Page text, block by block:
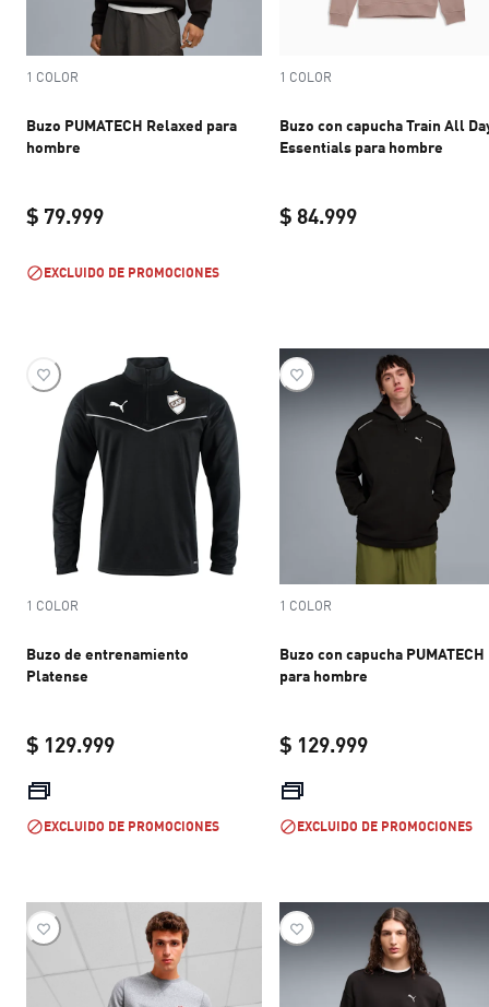
1 COLOR
Buzo PUMATECH Relaxed para
hombre
$ 79.999
EXCLUIDO DE PROMOCIONES
1 COLOR
Buzo con capucha Train All
Essentials para hombre
$ 84.999
1 COLOR
Buzo de entrenamiento
Platense
$ 129.999
current price $ 129.999
EXCLUIDO DE PROMOCIONES
1 COLOR
Buzo con capucha PUMATECH
para hombre
$ 129.999
EXCLUIDO DE PROMOCIONES